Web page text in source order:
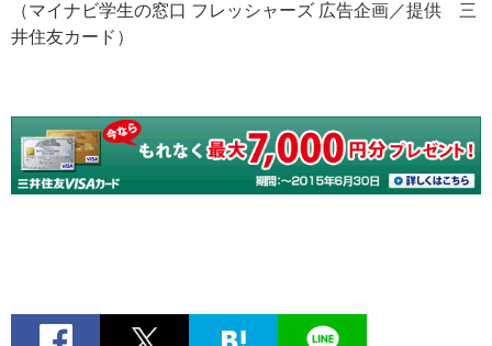
（マイナビ学生の窓口 フレッシャーズ 広告企画／提供 三
井住友カード）